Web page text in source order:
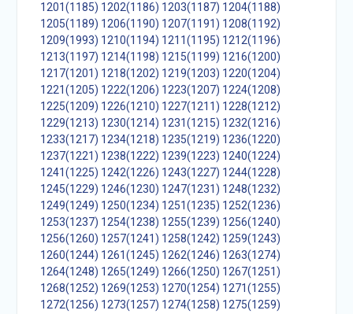
1201(1185) 1202(1186) 1203(1187) 1204(1188)
1205(1189) 1206(1190) 1207(1191) 1208(1192)
1209(1993) 1210(1194) 1211(1195) 1212(1196)
1213(1197) 1214(1198) 1215(1199) 1216(1200)
1217(1201) 1218(1202) 1219(1203) 1220(1204)
1221(1205) 1222(1206) 1223(1207) 1224(1208)
1225(1209) 1226(1210) 1227(1211) 1228(1212)
1229(1213) 1230(1214) 1231(1215) 1232(1216)
1233(1217) 1234(1218) 1235(1219) 1236(1220)
1237(1221) 1238(1222) 1239(1223) 1240(1224)
1241(1225) 1242(1226) 1243(1227) 1244(1228)
1245(1229) 1246(1230) 1247(1231) 1248(1232)
1249(1249) 1250(1234) 1251(1235) 1252(1236)
1253(1237) 1254(1238) 1255(1239) 1256(1240)
1256(1260) 1257(1241) 1258(1242) 1259(1243)
1260(1244) 1261(1245) 1262(1246) 1263(1274)
1264(1248) 1265(1249) 1266(1250) 1267(1251)
1268(1252) 1269(1253) 1270(1254) 1271(1255)
1272(1256) 1273(1257) 1274(1258) 1275(1259)